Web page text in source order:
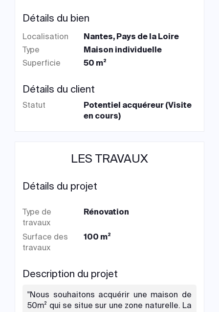
Détails du bien
Localisation
Nantes, Pays de la Loire
Type
Maison individuelle
Superficie
50 m²
Détails du client
Statut
Potentiel acquéreur (Visite
en cours)
LES TRAVAUX
Détails du projet
Type de
travaux
Rénovation
Surface des
travaux
100 m²
Description du projet
"Nous souhaitons acquérir une maison de
50m² qui se situe sur une zone naturelle. La